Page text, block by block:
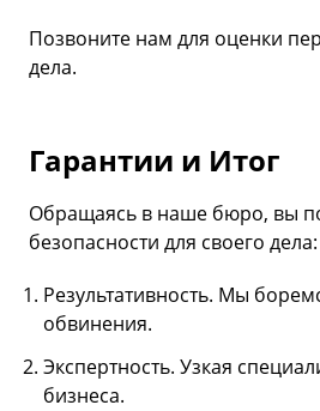
Позвоните нам для оценки
дела.
Гарантии и Итог
Обращаясь в наше бюро, вы
безопасности для своего дела:
Результативность. Мы
обвинения.
Экспертность. Узкая
бизнеса.